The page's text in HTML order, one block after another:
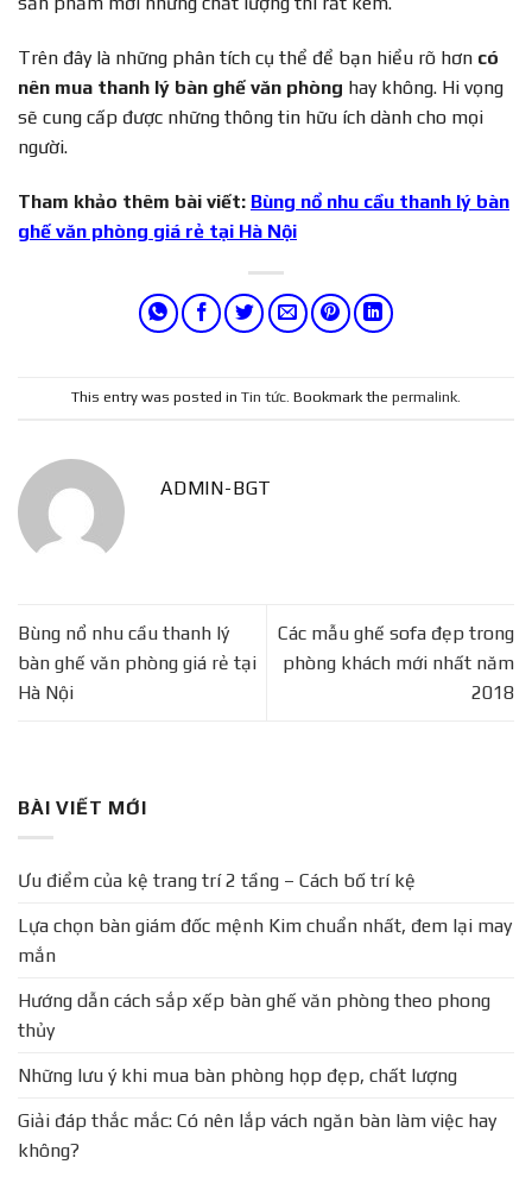
Trên đây là những phân tích cụ thể để bạn hiểu rõ hơn có
nên mua thanh lý bàn ghế văn phòng hay không. Hi vọng
sẽ cung cấp được những thông tin hữu ích dành cho mọi
người.
Tham khảo thêm bài viết: Bùng nổ nhu cầu thanh lý bàn
ghế văn phòng giá rẻ tại Hà Nội
This entry was posted in Tin tức. Bookmark the permalink.
ADMIN-BGT
Bùng nổ nhu cầu thanh lý
bàn ghế văn phòng giá rẻ tại
Hà Nội
Các mẫu ghế sofa đẹp trong
phòng khách mới nhất năm
2018
BÀI VIẾT MỚI
Ưu điểm của kệ trang trí 2 tầng – Cách bố trí kệ
Lựa chọn bàn giám đốc mệnh Kim chuẩn nhất, đem lại may
mắn
Hướng dẫn cách sắp xếp bàn ghế văn phòng theo phong
thủy
Những lưu ý khi mua bàn phòng họp đẹp, chất lượng
Giải đáp thắc mắc: Có nên lắp vách ngăn bàn làm việc hay
không?